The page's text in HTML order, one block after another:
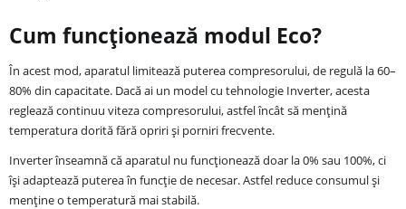
Cum funcționează modul Eco?
În acest mod, aparatul limitează puterea compresorului, de regulă la 60–
80% din capacitate. Dacă ai un model cu tehnologie Inverter, acesta
reglează continuu viteza compresorului, astfel încât să mențină
temperatura dorită fără opriri și porniri frecvente.
Inverter înseamnă că aparatul nu funcționează doar la 0% sau 100%, ci
își adaptează puterea în funcție de necesar. Astfel reduce consumul și
menține o temperatură mai stabilă.